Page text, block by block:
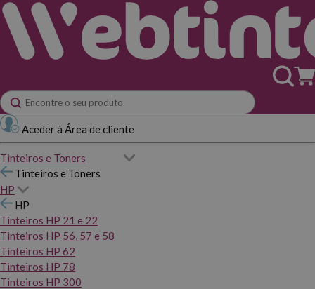
Aceder à Área de cliente
Tinteiros e Toners
Tinteiros e Toners
HP
HP
Tinteiros HP 21 e 22
Tinteiros HP 56, 57 e 58
Tinteiros HP 62
Tinteiros HP 78
Tinteiros HP 300